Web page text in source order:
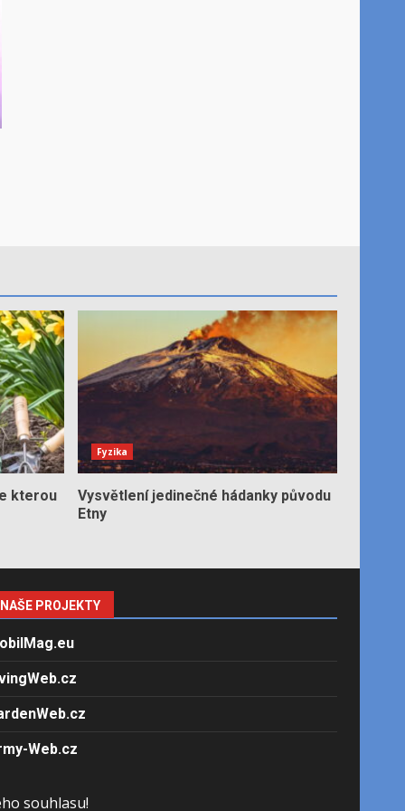
kterou
Fyzika
Vysvětlení jedinečné hádanky původu
Etny
NAŠE PROJEKTY
Web.cz
souhlasu!